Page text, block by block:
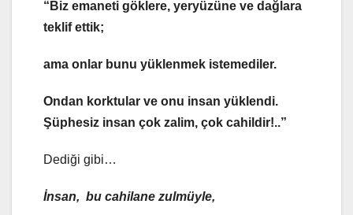
“Biz emaneti göklere, yeryüzüne ve dağlara
teklif ettik;
ama onlar bunu yüklenmek istemediler.
Ondan korktular ve onu insan yüklendi.
Şüphesiz insan çok zalim, çok cahildir!..”
Dediği gibi…
İnsan, bu cahilane zulmüyle,